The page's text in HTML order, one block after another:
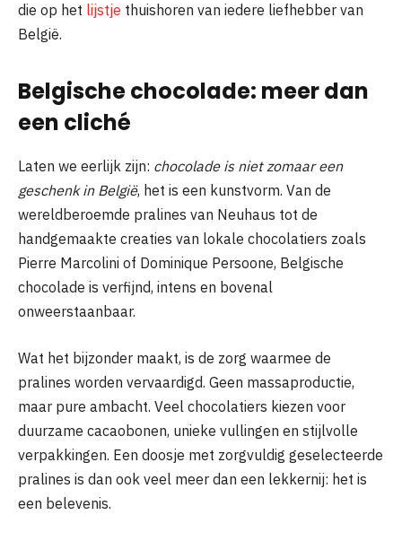
die op het lijstje thuishoren van iedere liefhebber van
België.
Belgische chocolade: meer dan
een cliché
Laten we eerlijk zijn: chocolade is niet zomaar een
geschenk in België, het is een kunstvorm. Van de
wereldberoemde pralines van Neuhaus tot de
handgemaakte creaties van lokale chocolatiers zoals
Pierre Marcolini of Dominique Persoone, Belgische
chocolade is verfijnd, intens en bovenal
onweerstaanbaar.
Wat het bijzonder maakt, is de zorg waarmee de
pralines worden vervaardigd. Geen massaproductie,
maar pure ambacht. Veel chocolatiers kiezen voor
duurzame cacaobonen, unieke vullingen en stijlvolle
verpakkingen. Een doosje met zorgvuldig geselecteerde
pralines is dan ook veel meer dan een lekkernij: het is
een belevenis.